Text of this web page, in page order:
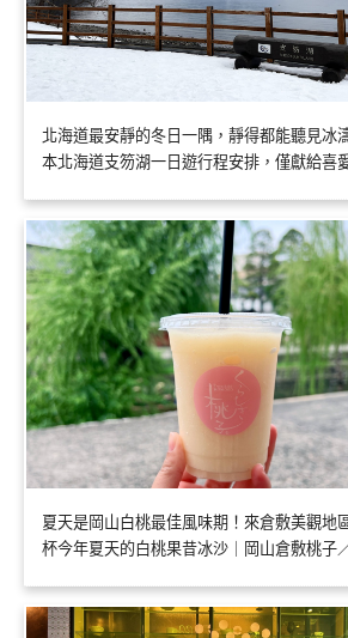
北海道最安靜的冬日一隅，靜得都能聽見冰
本北海道支笏湖一日遊行程安排，僅獻給喜
夏天是岡山白桃最佳風味期！來倉敷美觀地
杯今年夏天的白桃果昔冰沙｜岡山倉敷桃子